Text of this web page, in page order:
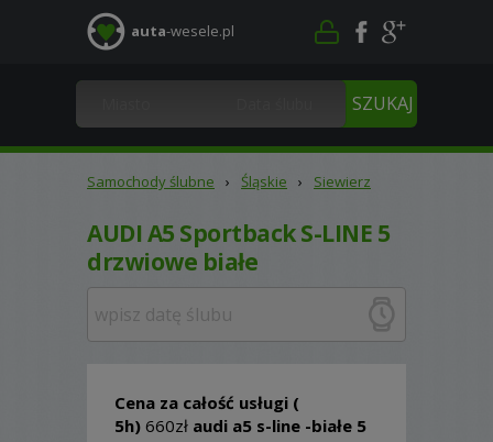
auta-wesele.pl
Samochody ślubne › Śląskie › Siewierz
AUDI A5 Sportback S-LINE 5
drzwiowe białe
Cena za całość usługi (
5h) 660zł audi a5 s-line -białe 5